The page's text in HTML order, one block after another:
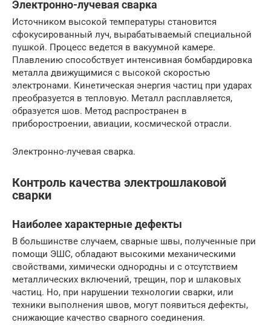
Электронно-лучевая сварка
Источником высокой температуры становится
сфокусированный луч, вырабатываемый специальной
пушкой. Процесс ведется в вакуумной камере.
Плавлению способствует интенсивная бомбардировка
металла движущимися с высокой скоростью
электронами. Кинетическая энергия частиц при ударах
преобразуется в тепловую. Металл расплавляется,
образуется шов. Метод распространен в
приборостроении, авиации, космической отрасли.
Электронно-лучевая сварка.
Контроль качества электрошлаковой
сварки
Наиболее характерные дефекты
В большинстве случаем, сварные швы, полученные при
помощи ЭШС, обладают высокими механическими
свойствами, химически однородны и с отсутствием
металлических включений, трещин, пор и шлаковых
частиц. Но, при нарушении технологии сварки, или
техники выполнения швов, могут появиться дефекты,
снижающие качество сварного соединения.